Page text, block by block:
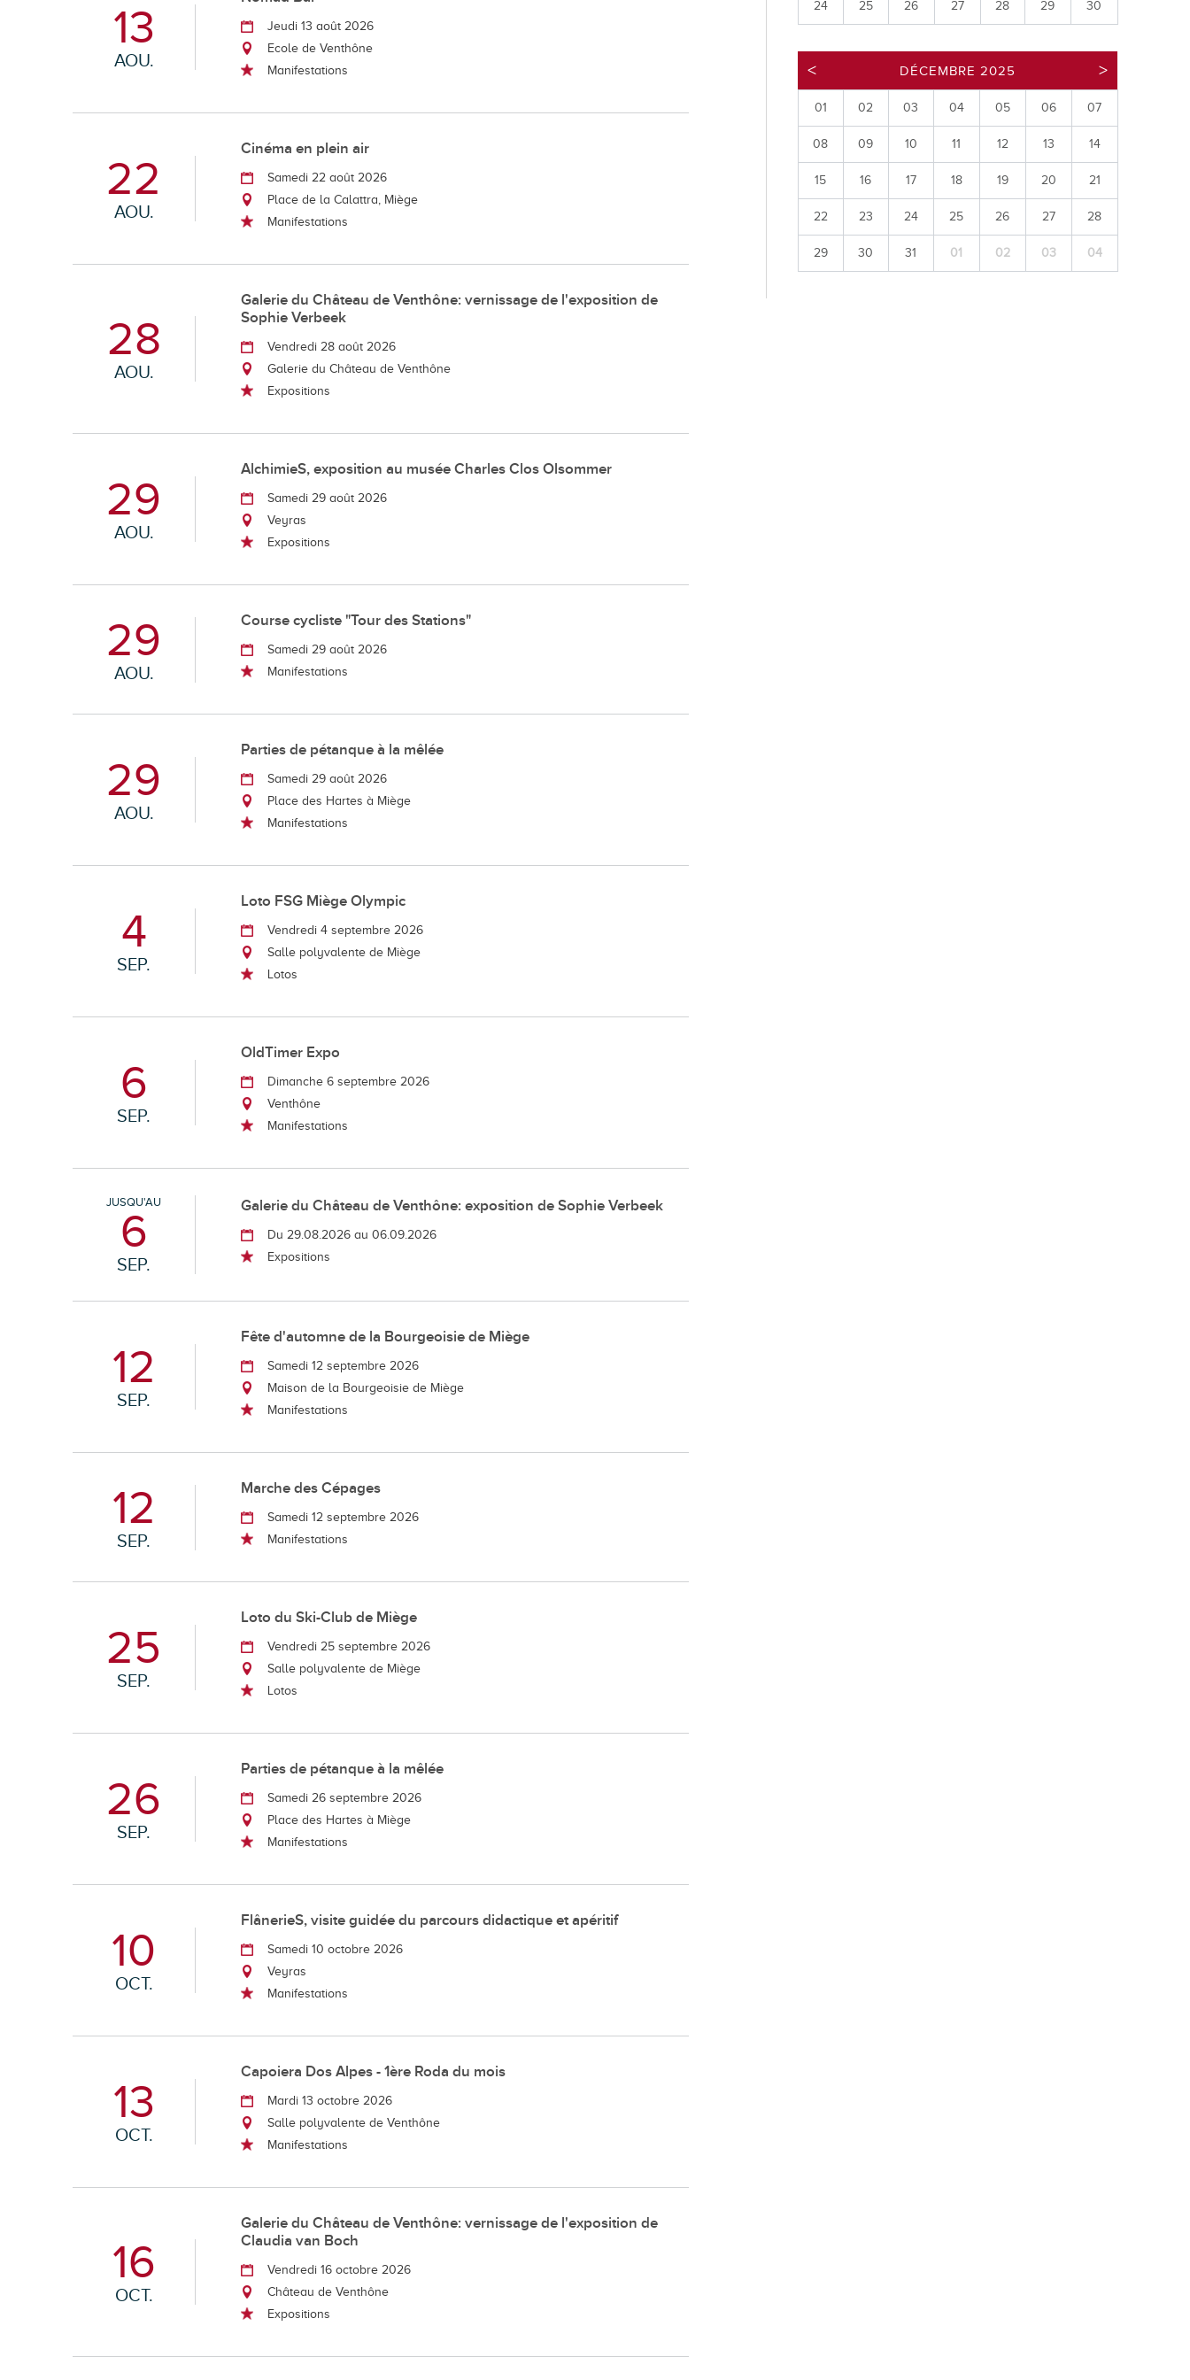
Déchetteries
Annuaire communal
Réservation de salles
13
AOU.
Jeudi 13 août 2026
Ecole de Venthône
Manifestations
22
AOU.
Cinéma en plein air
Samedi 22 août 2026
Place de la Calattra, Miège
Manifestations
28
AOU.
Galerie du Château de Venthône: vernissage de l'exposition de
Sophie Verbeek
Vendredi 28 août 2026
Galerie du Château de Venthône
Expositions
29
AOU.
AlchimieS, exposition au musée Charles Clos Olsommer
Samedi 29 août 2026
Veyras
Expositions
29
AOU.
Course cycliste "Tour des Stations"
Samedi 29 août 2026
Manifestations
29
AOU.
Parties de pétanque à la mêlée
Samedi 29 août 2026
Place des Hartes à Miège
Manifestations
4
SEP.
Loto FSG Miège Olympic
Vendredi 4 septembre 2026
Salle polyvalente de Miège
Lotos
6
SEP.
OldTimer Expo
Dimanche 6 septembre 2026
Venthône
Manifestations
JUSQU'AU
6
SEP.
Galerie du Château de Venthône: exposition de Sophie Verbeek
Du 29.08.2026 au 06.09.2026
Expositions
12
SEP.
Fête d'automne de la Bourgeoisie de Miège
Samedi 12 septembre 2026
Maison de la Bourgeoisie de Miège
Manifestations
12
SEP.
Marche des Cépages
Samedi 12 septembre 2026
Manifestations
25
SEP.
Loto du Ski-Club de Miège
Vendredi 25 septembre 2026
Salle polyvalente de Miège
Lotos
26
SEP.
Parties de pétanque à la mêlée
Samedi 26 septembre 2026
Place des Hartes à Miège
Manifestations
10
OCT.
FlânerieS, visite guidée du parcours didactique et apéritif
Samedi 10 octobre 2026
Veyras
Manifestations
13
OCT.
Capoiera Dos Alpes - 1ère Roda du mois
Mardi 13 octobre 2026
Salle polyvalente de Venthône
Manifestations
16
OCT.
Galerie du Château de Venthône: vernissage de l'exposition de
Claudia van Boch
Vendredi 16 octobre 2026
Château de Venthône
Expositions
24 25 26 27 28 29 30
DÉCEMBRE 2025
01 02 03 04 05 06 07
08 09 10 11 12 13 14
15 16 17 18 19 20 21
22 23 24 25 26 27 28
29 30 31 01 02 03 04